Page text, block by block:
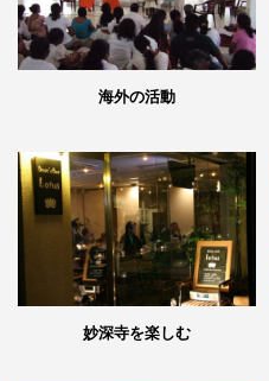
海外の活動
妙深寺を楽しむ